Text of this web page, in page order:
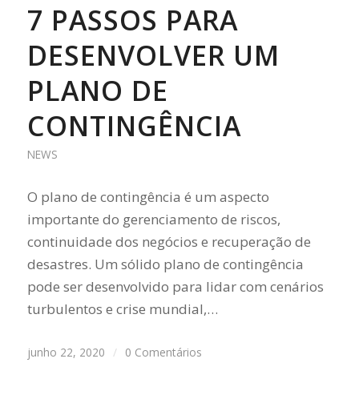
7 PASSOS PARA
DESENVOLVER UM
PLANO DE
CONTINGÊNCIA
NEWS
O plano de contingência é um aspecto
importante do gerenciamento de riscos,
continuidade dos negócios e recuperação de
desastres. Um sólido plano de contingência
pode ser desenvolvido para lidar com cenários
turbulentos e crise mundial,…
junho 22, 2020 / 0 Comentários